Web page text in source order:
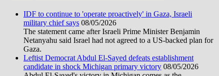
IDF to continue to 'operate proactively' in Gaza, Israeli
military chief says 08/05/2026
The statement came after Israeli Prime Minister Benjamin
Netanyahu said Israel had not agreed to a US-backed plan for
Gaza.
Leftist Democrat Abdul El-Sayed defeats establishment
candidate in shock Michigan primary victory 08/05/2026